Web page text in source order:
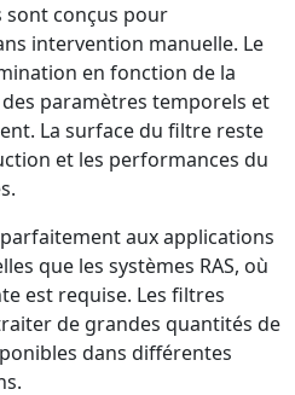
sont conçus pour
intervention manuelle. Le
en fonction de la
paramètres temporels et
La surface du filtre reste
et les performances du
aux applications
que les systèmes RAS, où
est requise. Les filtres
de grandes quantités de
dans différentes